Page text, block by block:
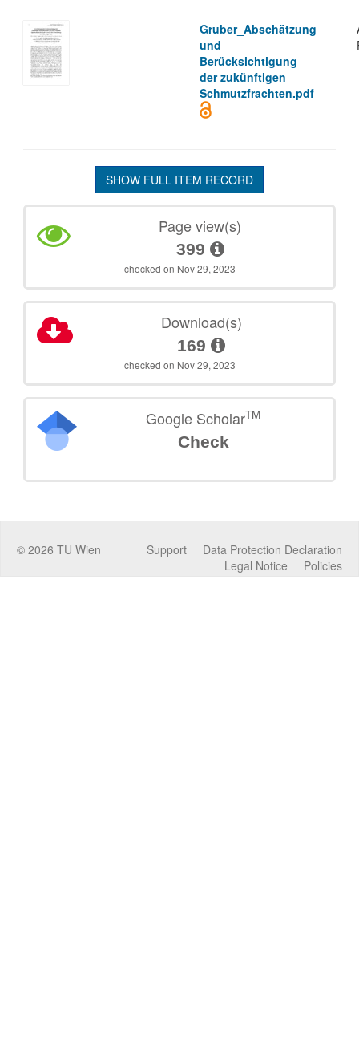
Gruber_Abschätzung
und
Berücksichtigung
der zukünftigen
Schmutzfrachten.pdf
SHOW FULL ITEM RECORD
Page view(s)
399
checked on Nov 29, 2023
Download(s)
169
checked on Nov 29, 2023
Google ScholarTM
Check
© 2026 TU Wien Data Protection Declaration
Support
Policies
Legal Notice